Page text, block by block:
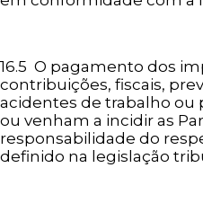
16.5 O pagamento dos
contribuições, fiscais,
acidentes de trabalho ou
ou venham a incidir as
responsabilidade do
definido na legislação